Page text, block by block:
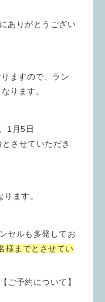
ありがとうござい
ますので、ラン
ります。
1月5日
させていただき
ます。
セルも多発してお
様までとさせてい
ご予約について】